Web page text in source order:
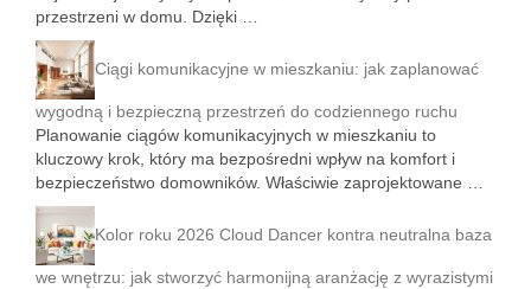
przestrzeni w domu. Dzięki …
Ciągi komunikacyjne w mieszkaniu: jak zaplanować
wygodną i bezpieczną przestrzeń do codziennego ruchu
Planowanie ciągów komunikacyjnych w mieszkaniu to
kluczowy krok, który ma bezpośredni wpływ na komfort i
bezpieczeństwo domowników. Właściwie zaprojektowane …
Kolor roku 2026 Cloud Dancer kontra neutralna baza
we wnętrzu: jak stworzyć harmonijną aranżację z wyrazistymi